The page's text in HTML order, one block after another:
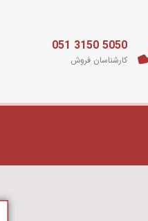
5050 3150 051
کارشناسان فروش